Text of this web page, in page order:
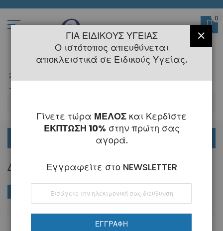
στο
2108145775
-
0
ΔΙΆΝΟΙΞΗΣ ΚΕΝΏΝ NITI STRAIGHT
Ταξινόμηση κατά
ΑΓΟΡΆ ΚΑΤΆ
ΓΙΑ ΕΙΔΙΚΟΎΣ ΥΓΕΊΑΣ
Ο ιστότοπος απευθύνεται
αποκλειστικά σε Ειδικούς Υγείας.
Γίνετε τώρα ΜΕΛΟΣ και Κερδίστε
ΕΚΠΤΩΣΗ 10% στην πρώτη σας
αγορά.
Εγγραφείτε στο NEWSLETTER
Εγγραφή
στο
Ενημερωτικό
ΕΓΓΡΑΦΉ